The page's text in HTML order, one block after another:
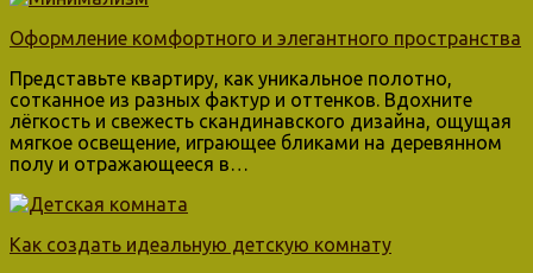
Оформление комфортного и элегантного пространства
Представьте квартиру, как уникальное полотно,
сотканное из разных фактур и оттенков. Вдохните
лёгкость и свежесть скандинавского дизайна, ощущая
мягкое освещение, играющее бликами на деревянном
полу и отражающееся в…
Как создать идеальную детскую комнату